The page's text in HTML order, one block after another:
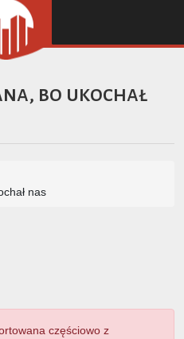
bo ukochał
nas
częściowo z